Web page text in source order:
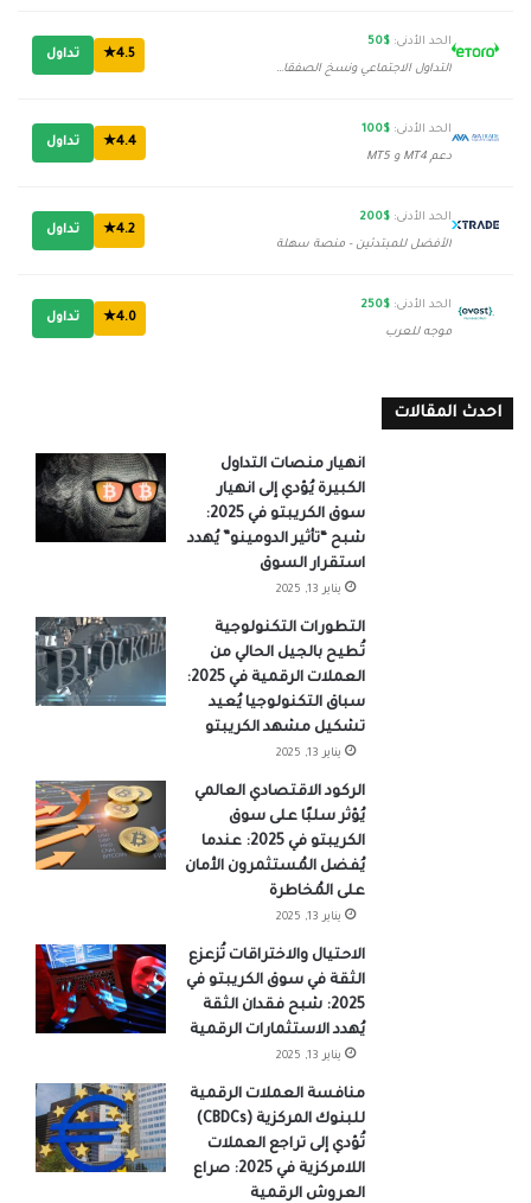
الحد الأدنى: $50
التداول الاجتماعي ونسخ الصفقات
4.5★ تداول
الحد الأدنى: $100
دعم MT4 و MT5
4.4★ تداول
الحد الأدنى: $200
الأفضل للمبتدئين - منصة سهلة
4.2★ تداول
الحد الأدنى: $250
موجه للعرب
4.0★ تداول
احدث المقالات
انهيار منصات التداول
الكبيرة يُؤدي إلى انهيار
سوق الكريبتو في 2025:
شبح “تأثير الدومينو” يُهدد
استقرار السوق
يناير 13, 2025
التطورات التكنولوجية
تُطيح بالجيل الحالي من
العملات الرقمية في 2025:
سباق التكنولوجيا يُعيد
تشكيل مشهد الكريبتو
يناير 13, 2025
الركود الاقتصادي العالمي
يُؤثر سلبًا على سوق
الكريبتو في 2025: عندما
يُفضل المُستثمرون الأمان
على المُخاطرة
يناير 13, 2025
الاحتيال والاختراقات تُزعزع
الثقة في سوق الكريبتو في
2025: شبح فقدان الثقة
يُهدد الاستثمارات الرقمية
يناير 13, 2025
منافسة العملات الرقمية
للبنوك المركزية (CBDCs)
تُؤدي إلى تراجع العملات
اللامركزية في 2025: صراع
العروش الرقمية